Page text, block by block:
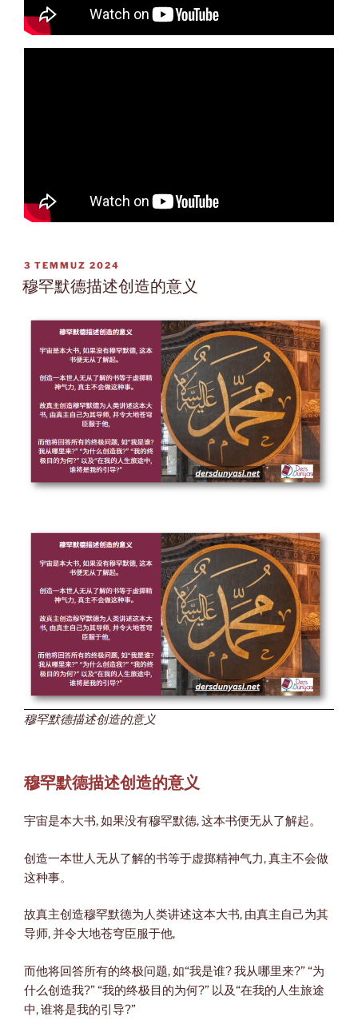
YAYIM
TARIHI
3 TEMMUZ 2024
穆罕默德描述创造的意义
穆罕默德描述创造的意义
穆罕默德描述创造的意义
宇宙是本大书, 如果没有穆罕默德, 这本书便无从了解起。
创造一本世人无从了解的书等于虚掷精神气力, 真主不会做
这种事。
故真主创造穆罕默德为人类讲述这本大书, 由真主自己为其
导师, 并令大地苍穹臣服于他,
而他将回答所有的终极问题, 如“我是谁? 我从哪里来?” “为
什么创造我?” “我的终极目的为何?” 以及“在我的人生旅途
中, 谁将是我的引导?”